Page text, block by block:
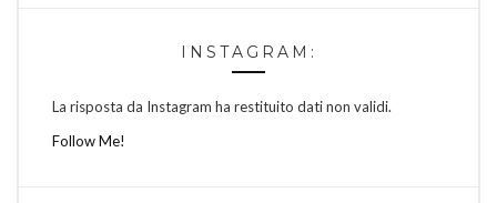
INSTAGRAM:
La risposta da Instagram ha restituito dati non validi.
Follow Me!